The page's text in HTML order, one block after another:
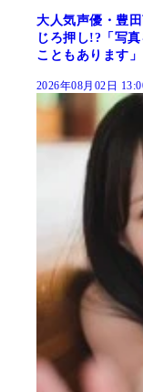
大人気声優・豊
じろ押し!?「写
こともあります」
2026年08月02日